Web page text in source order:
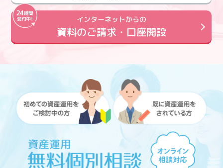
インターネットからの
資料のご請求・口座開設